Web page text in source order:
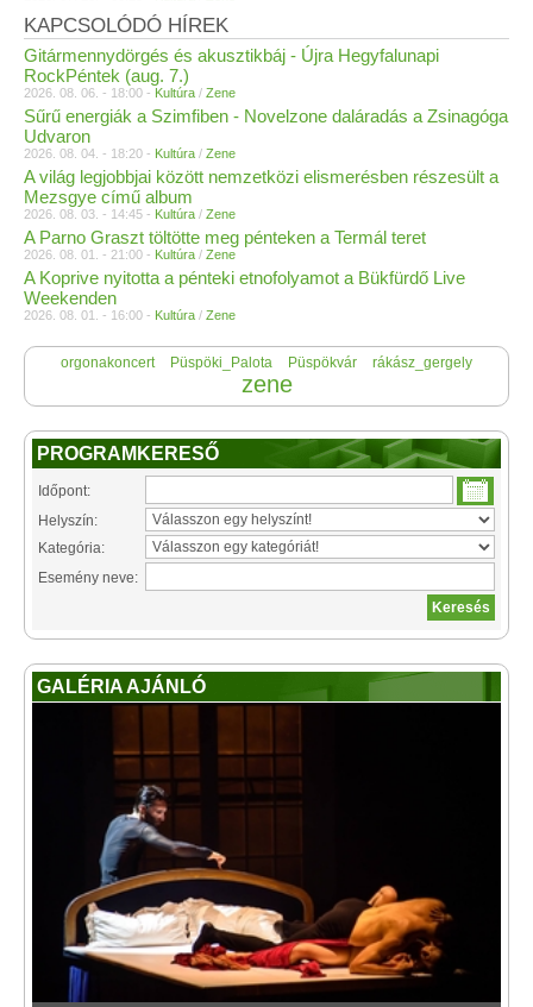
KAPCSOLÓDÓ HÍREK
Gitármennydörgés és akusztikbáj - Újra Hegyfalunapi
RockPéntek (aug. 7.)
2026. 08. 06. - 18:00 - Kultúra / Zene
Sűrű energiák a Szimfiben - Novelzone daláradás a Zsinagóga
Udvaron
2026. 08. 04. - 18:20 - Kultúra / Zene
A világ legjobbjai között nemzetközi elismerésben részesült a
Mezsgye című album
2026. 08. 03. - 14:45 - Kultúra / Zene
A Parno Graszt töltötte meg pénteken a Termál teret
2026. 08. 01. - 21:00 - Kultúra / Zene
A Koprive nyitotta a pénteki etnofolyamot a Bükfürdő Live
Weekenden
2026. 08. 01. - 16:00 - Kultúra / Zene
orgonakoncert Püspöki_Palota Püspökvár rákász_gergely
zene
PROGRAMKERESŐ
Időpont:
Helyszín:
Kategória:
Esemény neve:
GALÉRIA AJÁNLÓ